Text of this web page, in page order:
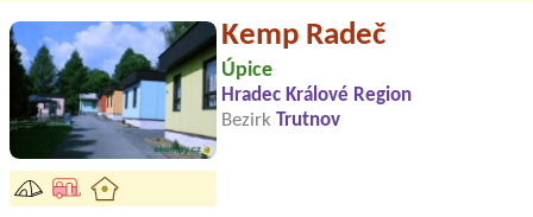
Kemp Radeč
Úpice
Hradec Králové Region
Bezirk
Trutnov